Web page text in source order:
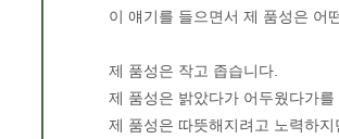
이 얘기를 들으면서 제 품성은 어
제 품성은 작고 좁습니다.
제 품성은 밝았다가 어두웠다가를
제 품성은 따뜻해지려고 노력하